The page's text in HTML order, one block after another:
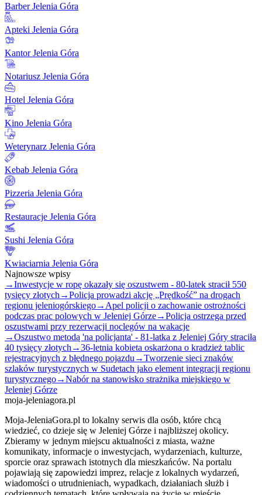
Barber Jelenia Góra
Apteki Jelenia Góra
Kantor Jelenia Góra
Notariusz Jelenia Góra
Hotel Jelenia Góra
Kino Jelenia Góra
Weterynarz Jelenia Góra
Kebab Jelenia Góra
Pizzeria Jelenia Góra
Restauracje Jelenia Góra
Sushi Jelenia Góra
Kwiaciarnia Jelenia Góra
Najnowsze wpisy
→Inwestycje w ropę okazały się oszustwem - 80-latek stracił 550
tysięcy złotych →Policja prowadzi akcję „Prędkość” na drogach
regionu jeleniogórskiego→ Apel policji o zachowanie ostrożności
podczas prac polowych w Jeleniej Górze→Policja ostrzega przed
oszustwami przy rezerwacji noclegów na wakacje
→Oszustwo metodą 'na policjanta' - 81-latka z Jeleniej Góry straciła
40 tysięcy złotych →36-letnia kobieta oskarżona o kradzież tablic
rejestracyjnych z błędnego pojazdu →Tworzenie sieci znaków
szlaków turystycznych w Sudetach jako element integracji regionu
turystycznego→Nabór na stanowisko strażnika miejskiego w
Jeleniej Górze
moja-jeleniagora.pl
Moja-JeleniaGora.pl to lokalny serwis dla osób, które chcą
wiedzieć, co dzieje się w Jeleniej Górze i najbliższej okolicy.
Zbieramy w jednym miejscu aktualności z miasta, ważne
komunikaty, informacje o inwestycjach, wydarzeniach, kulturze,
sporcie oraz sprawach istotnych dla mieszkańców. Na portalu
pojawiają się zapowiedzi imprez, relacje z lokalnych wydarzeń,
wiadomości o utrudnieniach, wypadkach, działaniach służb i